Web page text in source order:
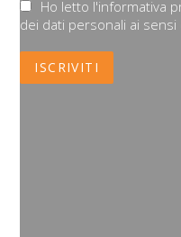
Ho letto l'informativa
dei dati personali ai